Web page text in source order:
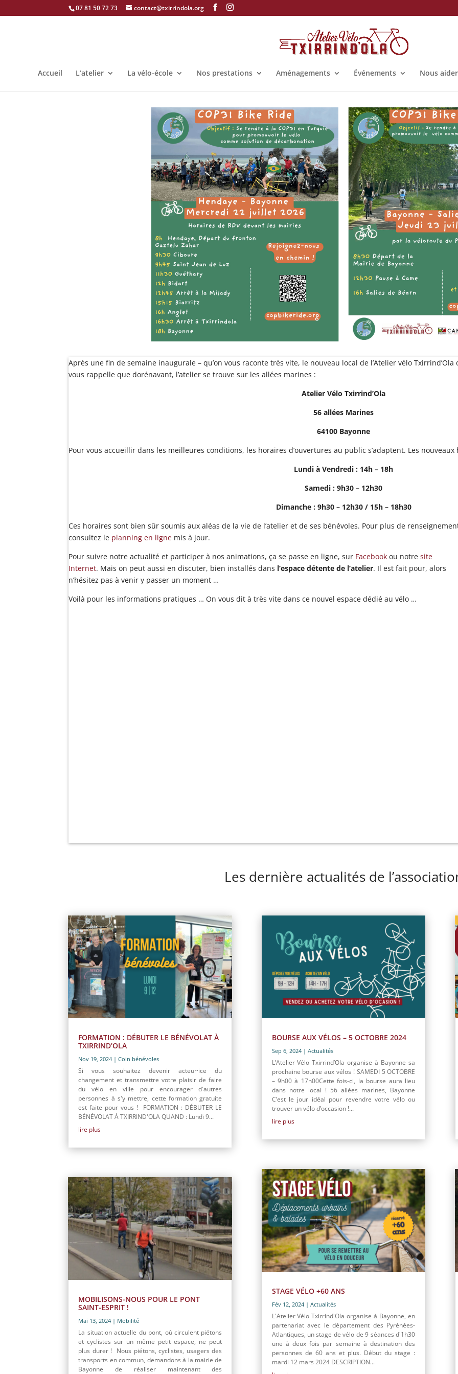
07 81 50 72 73 contact@txirrindola.org
Accueil L’atelier La vélo-école Nos prestations Aménagements Événements Nous aider
Après une fin de semaine inaugurale – qu’on vous raconte très vite, le nouveau local de l’Atelier vélo
vous rappelle que dorénavant, l’atelier se trouve sur les allées marines :
Atelier Vélo Txirrind’Ola
56 allées Marines
64100 Bayonne
Pour vous accueillir dans les meilleures conditions, les horaires d’ouvertures au public s’adaptent. Les nouveaux
Lundi à Vendredi : 14h – 18h
Samedi : 9h30 – 12h30
Dimanche : 9h30 – 12h30 / 15h – 18h30
Ces horaires sont bien sûr soumis aux aléas de la vie de l’atelier et de ses bénévoles. Pour plus de
consultez le planning en ligne mis à jour.
Pour suivre notre actualité et participer à nos animations, ça se passe en ligne, sur Facebook ou notresite
Internet. Mais on peut aussi en discuter, bien installés dans l’espace détente de l’atelier. Il est fait pour, alors
n’hésitez pas à venir y passer un moment …
Voilà pour les informations pratiques … On vous dit à très vite dans ce nouvel espace dédié au vélo …
Les dernière actualités de
FORMATION : DÉBUTER LE BÉNÉVOLAT À
TXIRRIND’OLA
Nov 19, 2024 |Coin bénévoles
Si vous souhaitez devenir acteur·ice du
changement et transmettre votre plaisir de faire
du vélo en ville pour encourager d'autres
personnes à s'y mettre, cette formation gratuite
est faite pour vous ! FORMATION : DÉBUTER LE
BÉNÉVOLAT À TXIRRIND'OLA QUAND : Lundi 9...
lire plus
MOBILISONS-NOUS POUR LE PONT
SAINT-ESPRIT !
Mai 13, 2024 | Mobilité
La situation actuelle du pont, où circulent piétons
et cyclistes sur un même petit espace, ne peut
plus durer ! Nous piétons, cyclistes, usagers des
transports en commun, demandons à la mairie de
Bayonne de réaliser maintenant des
BOURSE AUX VÉLOS – 5 OCTOBRE 2024
Sep 6, 2024| Actualités
L’Atelier Vélo Txirrind’Ola organise à Bayonne sa
prochaine bourse aux vélos ! SAMEDI 5 OCTOBRE
– 9h00 à 17h00Cette fois-ci, la bourse aura lieu
dans notre local ! 56 allées marines, Bayonne
C’est le jour idéal pour revendre votre vélo ou
trouver un vélo d’occasion !...
lire plus
STAGE VÉLO +60 ANS
Fév 12, 2024| Actualités
L'Atelier Vélo Txirrind'Ola organise à Bayonne, en
partenariat avec le département des Pyrénées-
Atlantiques, un stage de vélo de 9 séances d'1h30
une à deux fois par semaine à destination des
personnes de 60 ans et plus. Début du stage :
mardi 12 mars 2024 DESCRIPTION...